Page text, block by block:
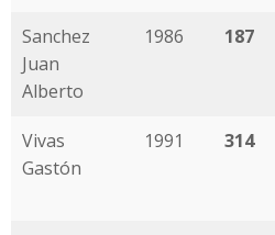
Sanchez
Juan
Alberto
1986 187
Vivas
Gastón
1991 314